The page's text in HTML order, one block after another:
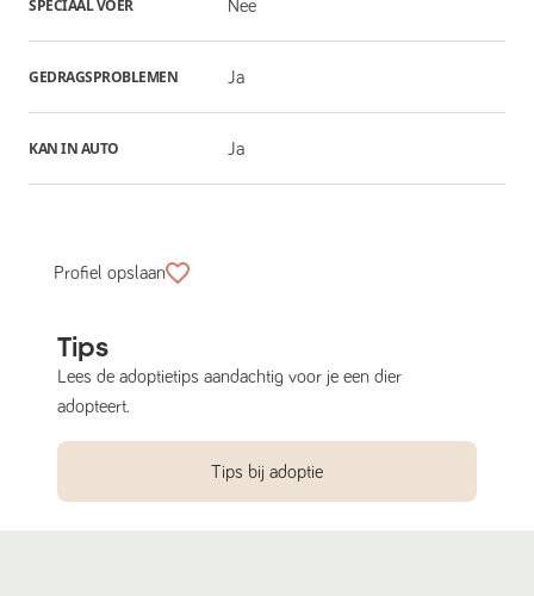
SPECIAAL VOER Nee
GEDRAGSPROBLEMEN Ja
KAN IN AUTO Ja
Profiel opslaan
Tips
Lees de adoptietips aandachtig voor je een dier
adopteert.
Tips bij adoptie